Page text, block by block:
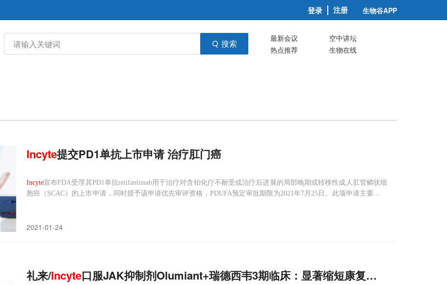
登录 注册 生物谷APP
搜索 最新会议
空中讲坛
热点推荐
生物在线
Incyte提交PD1单抗上市申请 治疗肛门癌
Incyte宣布FDA受理其PD1单抗retifanlimab用于治疗对含铂化疗不耐受或治疗后进展的局部晚期或转移性成人肛管鳞状细
胞癌（SCAC）的上市申请，同时授予该申请优先审评资格，PDUFA预定审批期限为2021年7月25日。此项申请主要基于
2021-01-24
礼来/Incyte口服JAK抑制剂Olumiant+瑞德西韦3期临床：显著缩短康复时间！